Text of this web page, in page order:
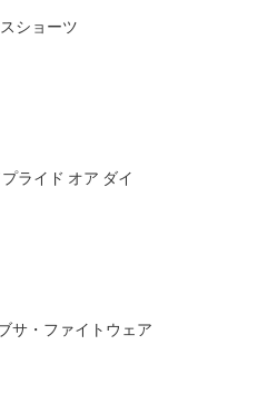
ショーツ
プライド オア ダイ
サ・ファイトウェア